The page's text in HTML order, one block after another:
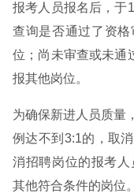
报考人员报名后，于
查询是否通过了资
位；尚未审查或未通
报其他岗位。
为确保新进人员质量
例达不到3:1的，取
消招聘岗位的报考
其他符合条件的岗位。